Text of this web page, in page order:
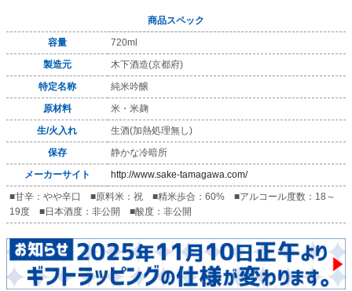
商品スペック
容量
720ml
製造元
木下酒造(京都府)
特定名称
純米吟醸
原材料
米・米麹
生/火入れ
生酒(加熱処理無し)
保存
静かな冷暗所
メーカーサイト
http://www.sake-tamagawa.com/
■甘辛：やや辛口 ■原料米：祝 ■精米歩合：60% ■アルコール度数：18～
19度 ■日本酒度：非公開 ■酸度：非公開